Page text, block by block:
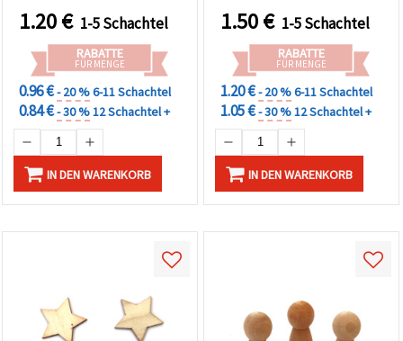
Scrapbooking,
Geschenkverpackung &
DIY-Kreativprojekte
1.20€ 1-5 Schachtel
RABATTE
FÜR MENGE
0.96 €- 20 %6-11 Schachtel
0.84 €- 30 %12 Schachtel +
IN DEN WARENKORB
Kreativ-DIY
1.50€ 1-5 Schachtel
RABATTE
FÜR MENGE
1.20 €- 20 %6-11 Schachtel
1.05 €- 30 %12 Schachtel +
IN DEN WARENKORB